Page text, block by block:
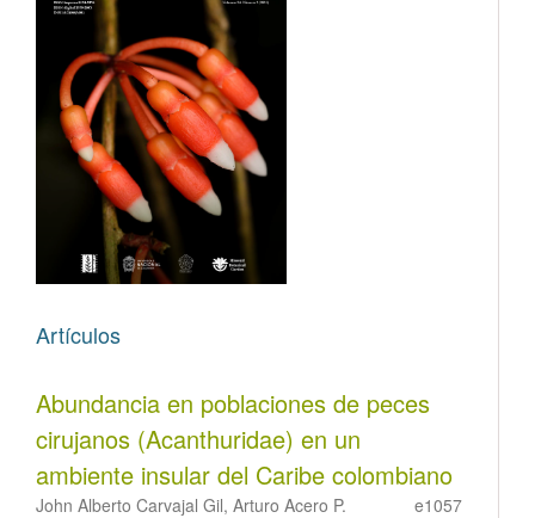
Artículos
Abundancia en poblaciones de peces
cirujanos (Acanthuridae) en un
ambiente insular del Caribe colombiano
John Alberto Carvajal Gil, Arturo Acero P. e1057